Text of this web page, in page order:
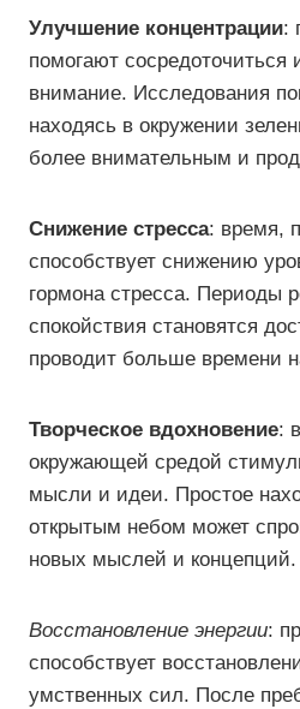
Улучшение концентрации:
помогают
внимание. Исследования
находясь в окружении
более внимательным и
Снижение стресса: время,
способствует снижению
гормона стресса. Периоды
спокойствия становятся
проводит больше времени
Творческое вдохновение:
окружающей средой
мысли и идеи. Простое
открытым небом может
новых мыслей и концепций.
Восстановление энергии:
способствует
умственных сил. После